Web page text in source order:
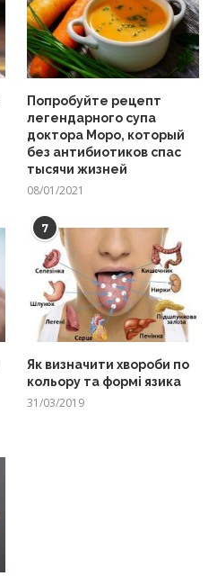
Попробуйте рецепт
легендарного супа
доктора Моро, который
без антибиотиков спас
тысячи жизней
08/01/2021
7
Як визначити хвороби по
кольору та формі язика
31/03/2019